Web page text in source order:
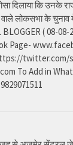
दिलाया कि उनके
वाले लोकसभा के
BLOGGER ( 08-
Page-
twitter.com/
To Add in